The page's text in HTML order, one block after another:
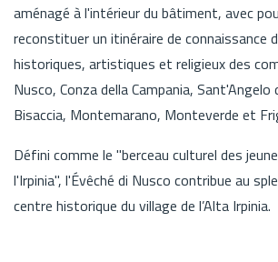
aménagé à l'intérieur du bâtiment, avec
reconstituer un itinéraire de connaissance
historiques, artistiques et religieux des
Nusco, Conza della Campania, Sant'Angelo
Bisaccia, Montemarano, Monteverde et
Défini comme le "berceau culturel des
l'Irpinia", l'Évêché di Nusco contribue au
centre historique du village de l’Alta Irpinia.